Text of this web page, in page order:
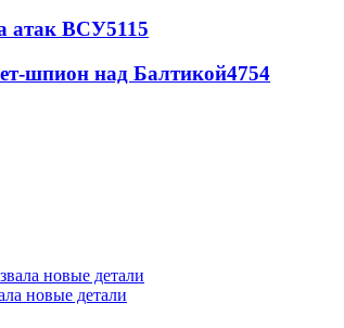
атак ВСУ5115
шпион над Балтикой4754
новые детали